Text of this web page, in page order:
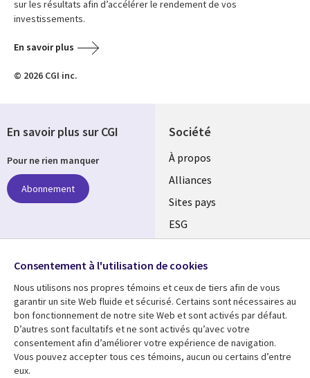
sur les résultats afin d’accélérer le rendement de vos
investissements.
En savoir plus
© 2026 CGI inc.
Société
À propos
Alliances
Sites pays
ESG
Fusions
Salle de presse
Ressources Support
En savoir plus sur CGI
Pour ne rien manquer
Abonnement
Suivez-nous
Social
Media
Global
FR
Consentement à l'utilisation de cookies
Nous utilisons nos propres témoins et ceux de tiers afin de vous
garantir un site Web fluide et sécurisé. Certains sont nécessaires au
bon fonctionnement de notre site Web et sont activés par défaut.
D’autres sont facultatifs et ne sont activés qu’avec votre
consentement afin d’améliorer votre expérience de navigation.
Vous pouvez accepter tous ces témoins, aucun ou certains d’entre
eux.